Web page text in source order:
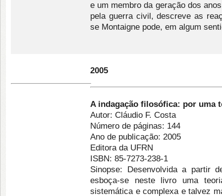
e um membro da geração dos
pela guerra civil, descreve as
se Montaigne pode, em algum
2005
A indagação filosófica: por uma
Autor: Cláudio F. Costa
Número de páginas: 144
Ano de publicação: 2005
Editora da UFRN
ISBN: 85-7273-238-1
Sinopse: Desenvolvida a partir
esboça-se neste livro uma
sistemática e complexa e talvez